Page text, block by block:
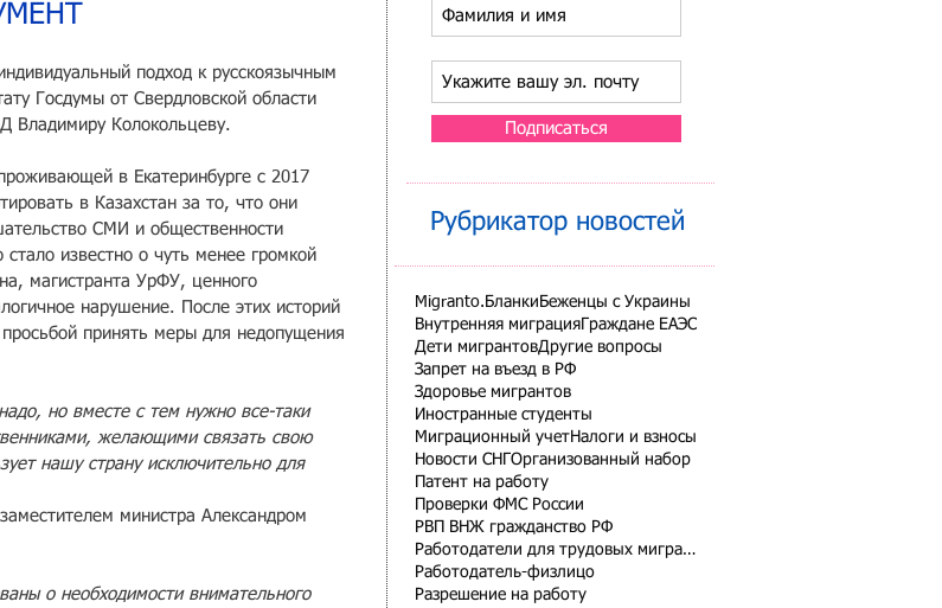
подход к русскоязычным
Госдумы от Свердловской области
Владимиру Колокольцеву.
в Екатеринбурге с 2017
в Казахстан за то, что они
СМИ и общественности
известно о чуть менее громкой
магистранта УрФУ, ценного
нарушение. После этих историй
принять меры для недопущения
но вместе с тем нужно все-таки
желающими связать свою
нашу страну исключительно для
министра Александром
о необходимости внимательного
Подписаться
Рубрикатор новостей
Migranto.Бланки Беженцы с Украины
Внутренняя миграция Граждане ЕАЭС
Дети мигрантовДругие вопросы
Запрет на въезд в РФ
Здоровье мигрантов
Иностранные студенты
Миграционный учетНалоги и взносы
Новости СНГ Организованный набор
Патент на работу
Проверки ФМС России
РВП ВНЖ гражданство РФ
Работодатели для трудовых мигрантов
Работодатель-физлицо
Разрешение на работу